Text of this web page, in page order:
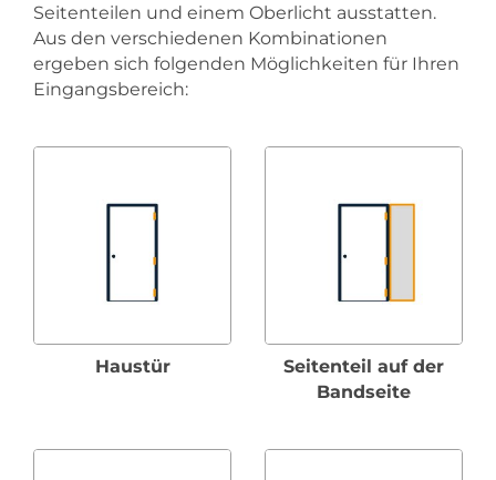
Seitenteilen und einem Oberlicht ausstatten.
Aus den verschiedenen Kombinationen
ergeben sich folgenden Möglichkeiten für Ihren
Eingangsbereich:
Haustür
Seitenteil auf der
Bandseite